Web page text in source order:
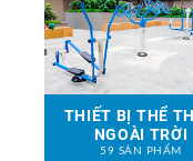
THIẾT BỊ THỂ
NGOÀI TRỜI
59 SẢN PHẨM